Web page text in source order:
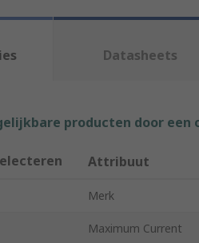
Datasheets
producten door
Attribuut
Merk
Maximum Current